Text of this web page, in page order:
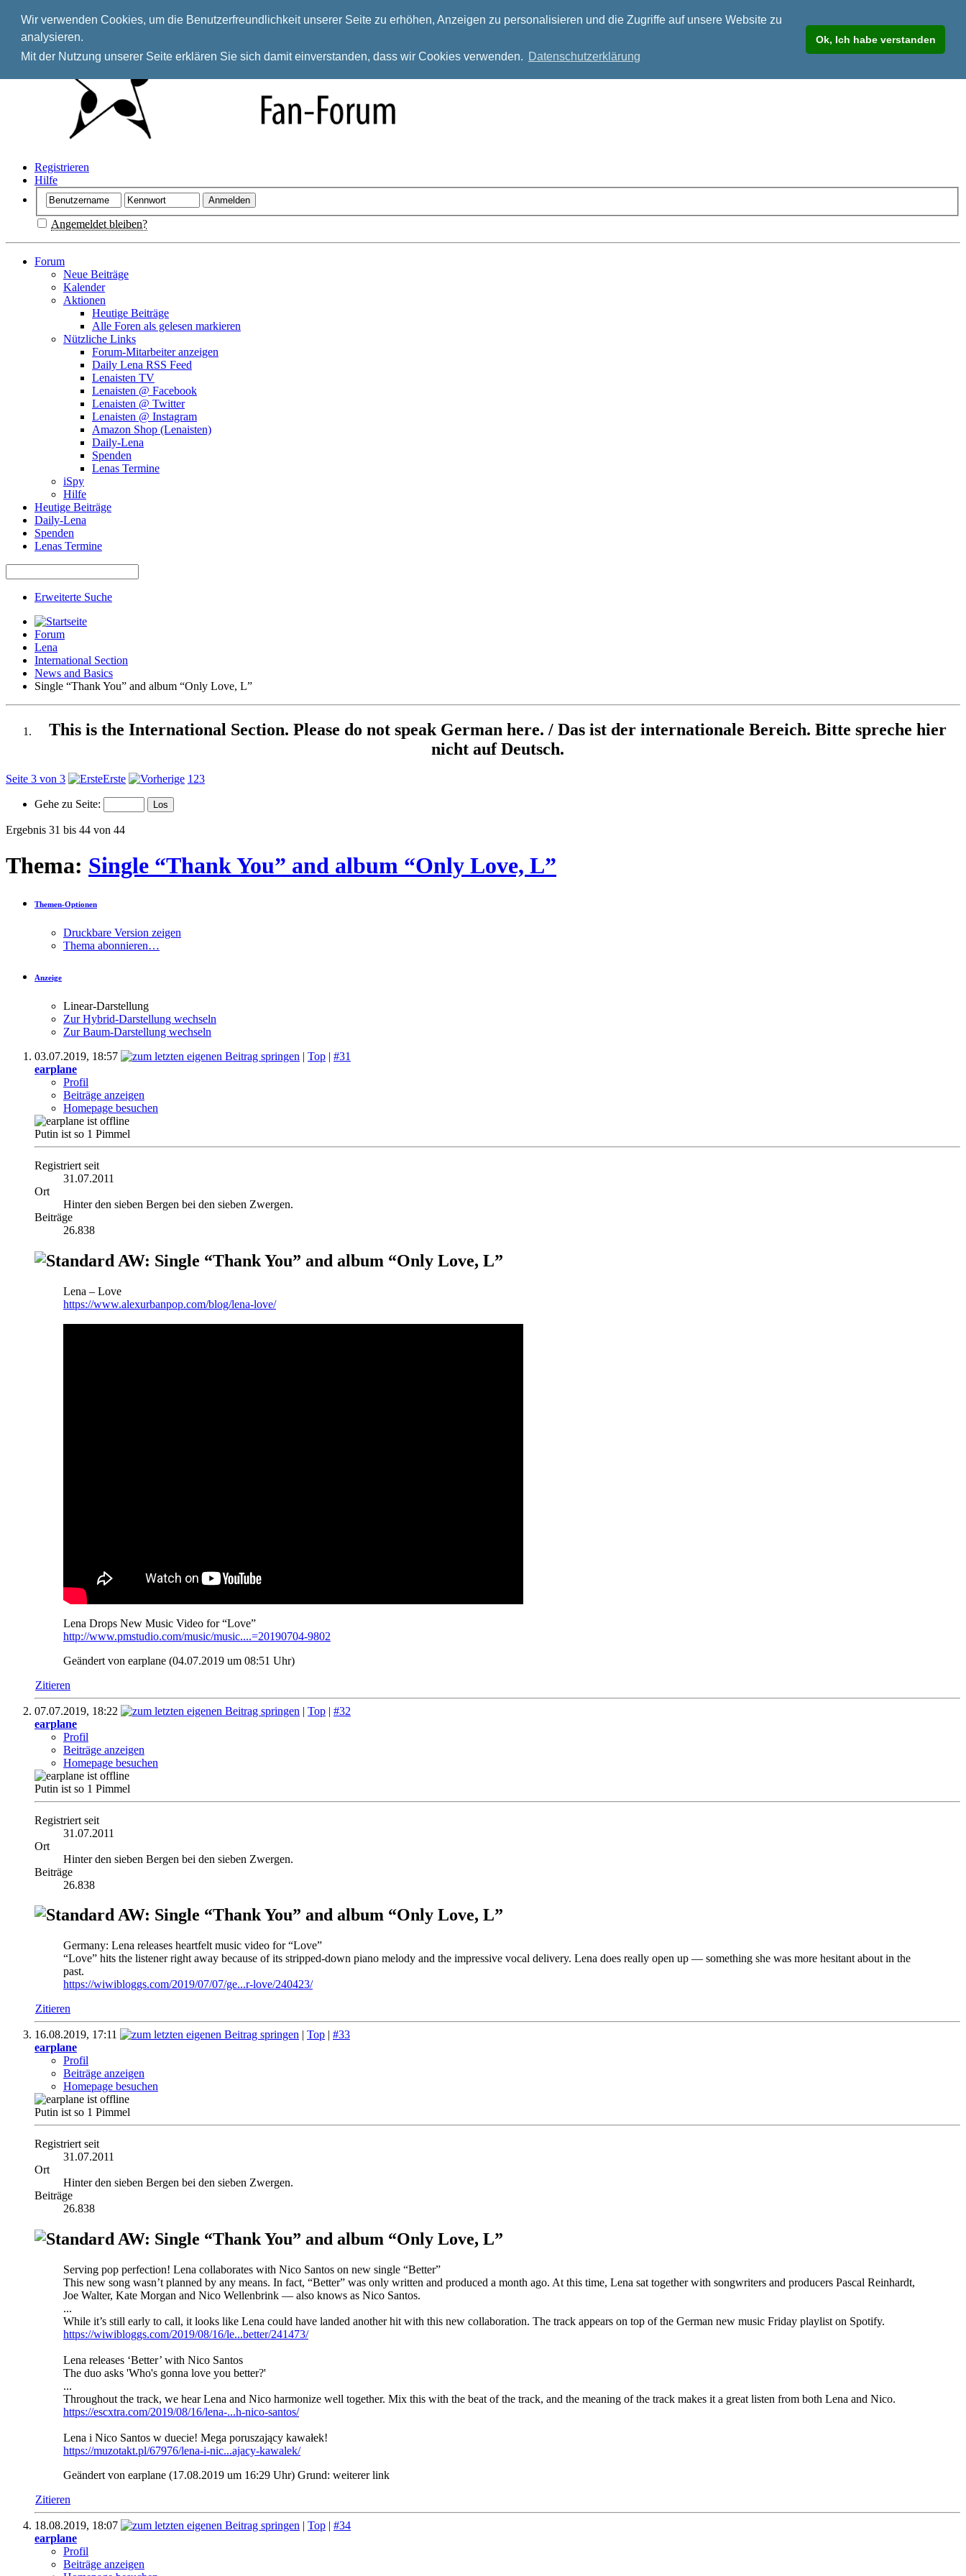
Wir verwenden Cookies, um die Benutzerfreundlichkeit unserer Seite zu erhöhen, Anzeigen zu personalisieren und die Zugriffe auf unsere Website zu
analysieren.
Mit der Nutzung unserer Seite erklären Sie sich damit einverstanden, dass wir Cookies verwenden. Datenschutzerklärung
Ok, Ich habe verstanden
Registrieren
Hilfe
Angemeldet bleiben?
Forum
Neue Beiträge
Kalender
Aktionen
Heutige Beiträge
Alle Foren als gelesen markieren
Nützliche Links
Forum-Mitarbeiter anzeigen
Daily Lena RSS Feed
Lenaisten TV
Lenaisten @ Facebook
Lenaisten @ Twitter
Lenaisten @ Instagram
Amazon Shop (Lenaisten)
Daily-Lena
Spenden
Lenas Termine
iSpy
Hilfe
Heutige Beiträge
Daily-Lena
Spenden
Lenas Termine
Erweiterte Suche
Forum
Lena
International Section
News and Basics
Single “Thank You” and album “Only Love, L”
This is the International Section. Please do not speak German here. / Das ist der internationale Bereich. Bitte spreche hier
nicht auf Deutsch.
Seite 3 von 3 Erste 123
Gehe zu Seite:
Ergebnis 31 bis 44 von 44
Thema: Single “Thank You” and album “Only Love, L”
Themen-Optionen
Druckbare Version zeigen
Thema abonnieren…
Anzeige
Linear-Darstellung
Zur Hybrid-Darstellung wechseln
Zur Baum-Darstellung wechseln
03.07.2019, 18:57 | Top | #31
earplane
Profil
Beiträge anzeigen
Homepage besuchen
Putin ist so 1 Pimmel
Registriert seit
31.07.2011
Ort
Hinter den sieben Bergen bei den sieben Zwergen.
Beiträge
26.838
AW: Single “Thank You” and album “Only Love, L”
Lena – Love
https://www.alexurbanpop.com/blog/lena-love/
Lena Drops New Music Video for “Love”
http://www.pmstudio.com/music/music....=20190704-9802
Geändert von earplane (04.07.2019 um 08:51 Uhr)
Zitieren
07.07.2019, 18:22 | Top | #32
earplane
Profil
Beiträge anzeigen
Homepage besuchen
Putin ist so 1 Pimmel
Registriert seit
31.07.2011
Ort
Hinter den sieben Bergen bei den sieben Zwergen.
Beiträge
26.838
AW: Single “Thank You” and album “Only Love, L”
Germany: Lena releases heartfelt music video for “Love”
“Love” hits the listener right away because of its stripped-down piano melody and the impressive vocal delivery. Lena does really open up — something she was more hesitant about in the
past.
https://wiwibloggs.com/2019/07/07/ge...r-love/240423/
Zitieren
16.08.2019, 17:11 | Top | #33
earplane
Profil
Beiträge anzeigen
Homepage besuchen
Putin ist so 1 Pimmel
Registriert seit
31.07.2011
Ort
Hinter den sieben Bergen bei den sieben Zwergen.
Beiträge
26.838
AW: Single “Thank You” and album “Only Love, L”
Serving pop perfection! Lena collaborates with Nico Santos on new single “Better”
This new song wasn’t planned by any means. In fact, “Better” was only written and produced a month ago. At this time, Lena sat together with songwriters and producers Pascal Reinhardt,
Joe Walter, Kate Morgan and Nico Wellenbrink — also knows as Nico Santos.
...
While it’s still early to call, it looks like Lena could have landed another hit with this new collaboration. The track appears on top of the German new music Friday playlist on Spotify.
https://wiwibloggs.com/2019/08/16/le...better/241473/
Lena releases ‘Better’ with Nico Santos
The duo asks 'Who's gonna love you better?'
...
Throughout the track, we hear Lena and Nico harmonize well together. Mix this with the beat of the track, and the meaning of the track makes it a great listen from both Lena and Nico.
https://escxtra.com/2019/08/16/lena-...h-nico-santos/
Lena i Nico Santos w duecie! Mega poruszający kawałek!
https://muzotakt.pl/67976/lena-i-nic...ajacy-kawalek/
Geändert von earplane (17.08.2019 um 16:29 Uhr) Grund: weiterer link
Zitieren
18.08.2019, 18:07 | Top | #34
earplane
Profil
Beiträge anzeigen